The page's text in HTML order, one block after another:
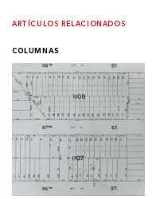
ARTÍCULOS RELACIONADOS
COLUMNAS